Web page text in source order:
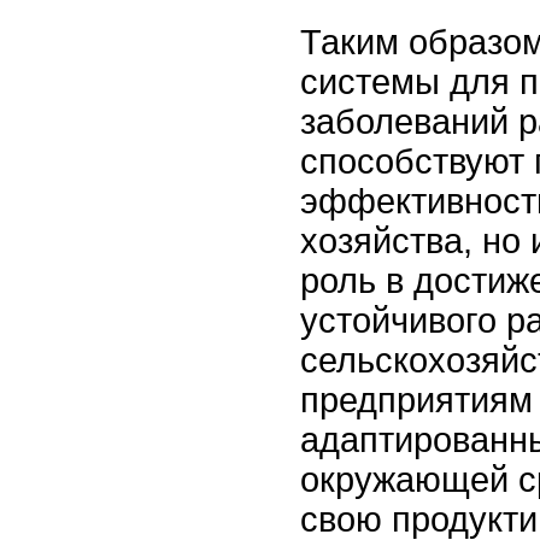
Таким
системы для
заболеваний
хозяйства,
роль в
устойчивого
окружающей
свою